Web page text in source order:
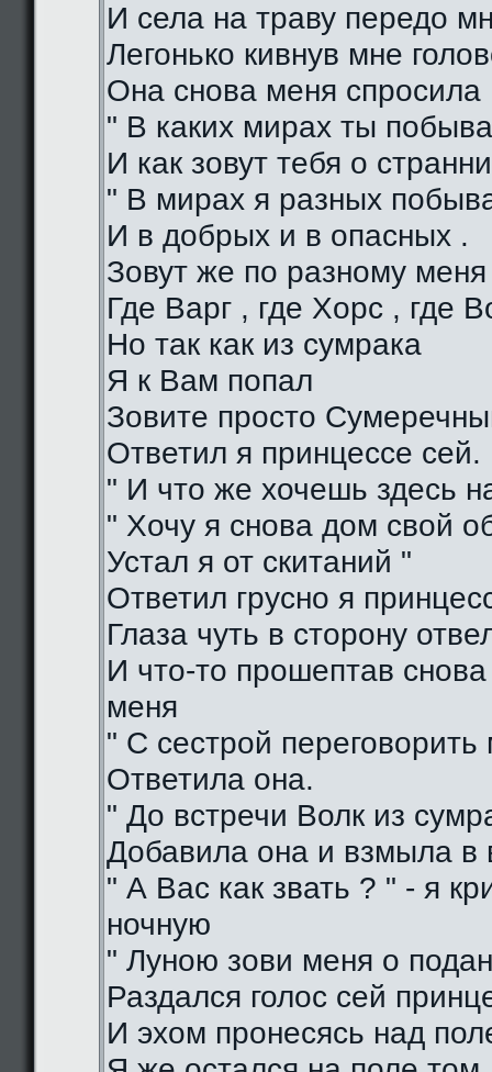
И села на траву передо
Легонько кивнув мне
Она снова меня спросила
" В каких мирах ты
И как зовут тебя о
" В мирах я разных
И в добрых и в опасных .
Зовут же по разному меня
Где Варг , где Хорс , где
Но так как из сумрака
Я к Вам попал
Зовите просто
Ответил я принцессе сей.
" И что же хочешь здесь
" Хочу я снова дом свой
Устал я от скитаний "
Ответил грусно я
Глаза чуть в сторону
И что-то прошептав
меня
" С сестрой
Ответила она.
" До встречи Волк из
Добавила она и взмыла в
" А Вас как звать ? " - я
ночную
" Луною зови меня о
Раздался голос сей
И эхом пронесясь над